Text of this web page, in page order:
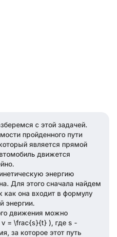
с этой задачей.
пройденного пути
является прямой
движется
энергию
Для этого сначала найдем
как она входит в формулу
энергии.
движения можно
v = \frac{s}{t} ), где s -
за которое этот путь